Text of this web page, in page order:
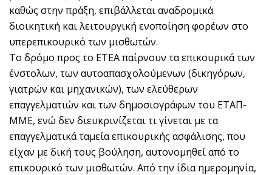
καθώς στην πράξη, επιβάλλεται αναδρομικά
διοικητική και λειτουργική ενοποίηση φορέων στο
υπερεπικουρικό των μισθωτών.
Το δρόμο προς το ΕΤΕΑ παίρνουν τα επικουρικά των
ένστολων, των αυτοαπασχολούμενων (δικηγόρων,
γιατρών και μηχανικών), των ελεύθερων
επαγγελματιών και των δημοσιογράφων του ΕΤΑΠ-
ΜΜΕ, ενώ δεν διευκρινίζεται τι γίνεται με τα
επαγγελματικά ταμεία επικουρικής ασφάλισης, που
είχαν με δική τους βούληση, αυτονομηθεί από το
επικουρικό των μισθωτών. Από την ίδια ημερομηνία,